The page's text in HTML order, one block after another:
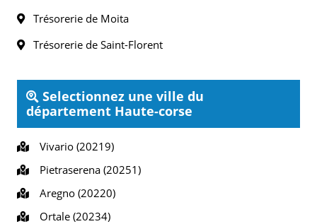
Trésorerie de Moita
Trésorerie de Saint-Florent
Selectionnez une ville du
département Haute-corse
Vivario (20219)
Pietraserena (20251)
Aregno (20220)
Ortale (20234)